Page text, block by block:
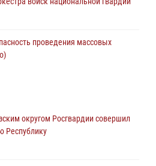
проведения массовых
открытие мемориальной доски в
в памятном мероприятии,
округом Росгвардии совершил
Республику